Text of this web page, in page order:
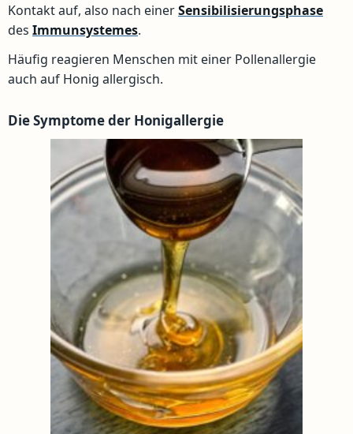
Kontakt auf, also nach einerSensibilisierungsphase
des Immunsystemes.
Häufig reagieren Menschen mit einer Pollenallergie
auch auf Honig allergisch.
Die Symptome der Honigallergie